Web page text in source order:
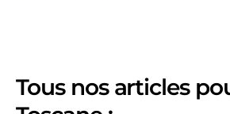
Tous nos articles